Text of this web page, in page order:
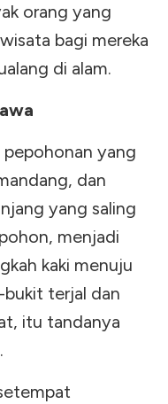
orang yang
bagi mereka
di alam.
pepohonan yang
dan
yang saling
menjadi
kaki menuju
bukit terjal dan
itu tandanya